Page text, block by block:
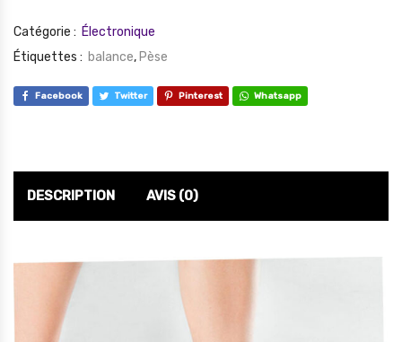
Catégorie : Électronique
Étiquettes : balance, Pèse
Facebook Twitter Pinterest Whatsapp
DESCRIPTION AVIS (0)